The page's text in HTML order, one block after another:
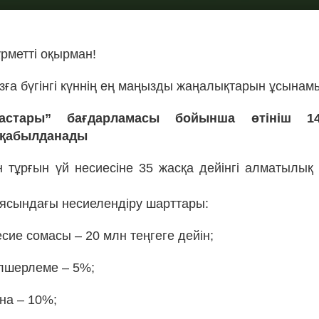
оқырман!
бүгінгі күннің ең маңызды жаңалықтарын
бағдарламасы бойынша өтініш
тұрғын үй несиесіне 35 жасқа дейінгі алматылық
несиелендіру шарттары:
сомасы – 20 млн теңгеге дейін;
– 5%;
– 10%;